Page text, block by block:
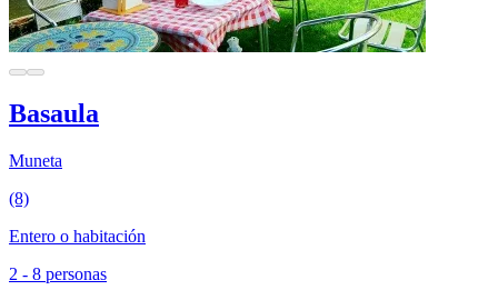
Basaula
Muneta
(8)
Entero o habitación
2 - 8 personas